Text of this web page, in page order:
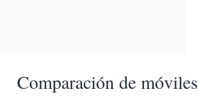
Comparación de móviles